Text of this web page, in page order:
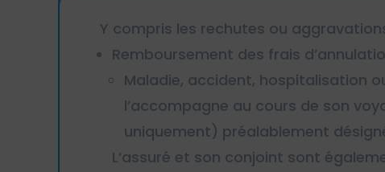
Y compris les rechutes ou
Remboursement des frais
Maladie, accident, hospitalisation
l’accompagne au cours de son
uniquement) préalablement
L’assuré et son conjoint sont